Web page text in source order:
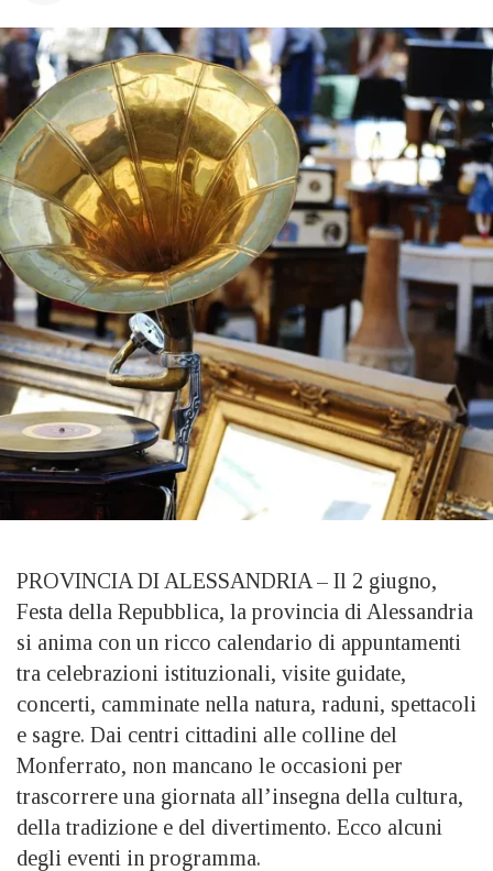
PROVINCIA DI ALESSANDRIA – Il 2 giugno,
Festa della Repubblica, la provincia di Alessandria
si anima con un ricco calendario di appuntamenti
tra celebrazioni istituzionali, visite guidate,
concerti, camminate nella natura, raduni, spettacoli
e sagre. Dai centri cittadini alle colline del
Monferrato, non mancano le occasioni per
trascorrere una giornata all’insegna della cultura,
della tradizione e del divertimento. Ecco alcuni
degli eventi in programma.